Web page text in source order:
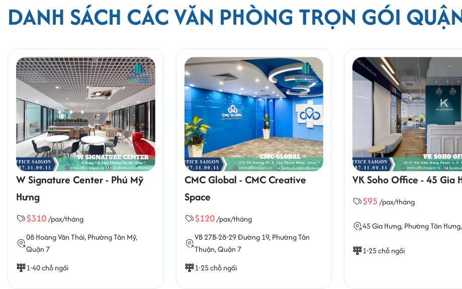
DANH SÁCH CÁC VĂN PHÒNG TRỌN GÓI
W Signature Center - Phú Mỹ
Hưng
$310/pax/tháng
08 Hoàng Văn Thái,Phường Tân Mỹ,
Quận 7
1-40 chỗ ngồi
CMC Global - CMC Creative
Space
$120/pax/tháng
VB 27B-28-29 Đường 19,Phường Tân
Thuận, Quận 7
1-25 chỗ ngồi
VK Soho Office - 45 Gia
$95/pax/tháng
45 Gia Hưng,Phường Tân Hưng
1-25 chỗ ngồi